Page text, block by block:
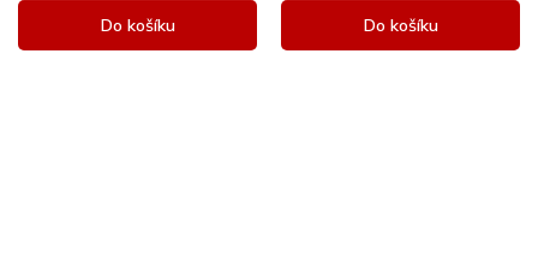
Do košíku Do košíku